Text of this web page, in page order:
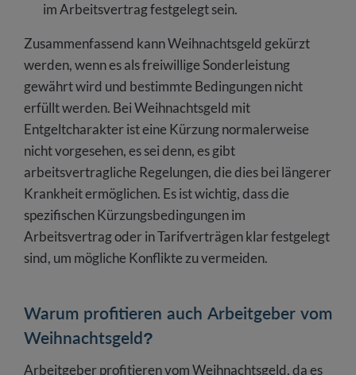
im Arbeitsvertrag festgelegt sein.
Zusammenfassend kann Weihnachtsgeld gekürzt
werden, wenn es als freiwillige Sonderleistung
gewährt wird und bestimmte Bedingungen nicht
erfüllt werden. Bei Weihnachtsgeld mit
Entgeltcharakter ist eine Kürzung normalerweise
nicht vorgesehen, es sei denn, es gibt
arbeitsvertragliche Regelungen, die dies bei längerer
Krankheit ermöglichen. Es ist wichtig, dass die
spezifischen Kürzungsbedingungen im
Arbeitsvertrag oder in Tarifverträgen klar festgelegt
sind, um mögliche Konflikte zu vermeiden.
Warum profitieren auch Arbeitgeber vom
Weihnachtsgeld?
Arbeitgeber profitieren vom Weihnachtsgeld, da es